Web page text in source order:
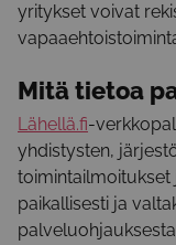
yritykset voivat
Mitä tietoa
Lähellä.fi-
yhdistysten,
toimintailmoitukset
paikallisesti ja